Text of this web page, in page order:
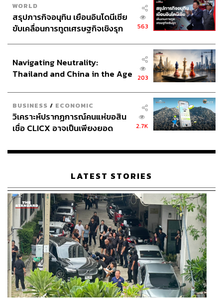
WORLD
สรุปภารกิจอนุทิน เยือนอินโดนีเซีย
ขับเคลื่อนการทูตเศรษฐกิจเชิงรุก
563
Navigating Neutrality:
Thailand and China in the Age
203
BUSINESS / ECONOMIC
วิเคราะห์ปรากฏการณ์คนแห่ขอสิน
เชื่อ CLICX อาจเป็นเพียงยอด
เรือนไทยที่ถูกซุกไว้
2.7K
LATEST STORIES